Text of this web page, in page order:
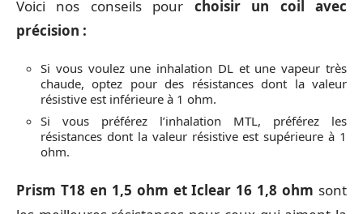
Voici nos conseils pour choisir un coil avec
précision :
Si vous voulez une inhalation DL et une vapeur très
chaude, optez pour des résistances dont la valeur
résistive est inférieure à 1 ohm.
Si vous préférez l’inhalation MTL, préférez les
résistances dont la valeur résistive est supérieure à 1
ohm.
Prism T18 en 1,5 ohm et Iclear 16 1,8 ohm sont